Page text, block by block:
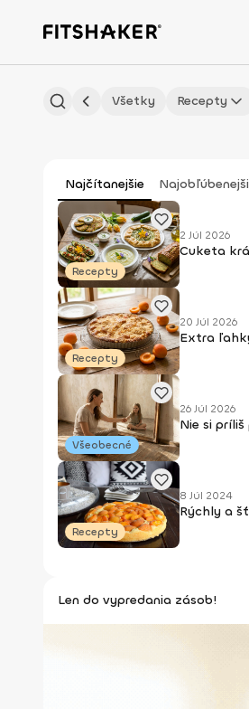
Všetky Recepty
Najčítanejšie
Recepty
2 Júl 2026
Cuketa
Recepty
20 Júl 2026
Extra
Všeobecné
26 Júl 2026
Nie si
Recepty
8 Júl 2024
Rýchly a
Len do vypredania zásob!